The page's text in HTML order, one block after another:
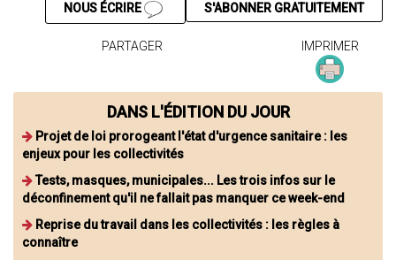
S'ABONNER GRATUITEMENT
NOUS ÉCRIRE
PARTAGER IMPRIMER
DANS L'ÉDITION DU JOUR
Projet de loi prorogeant l'état d'urgence sanitaire : les
enjeux pour les collectivités
Tests, masques, municipales... Les trois infos sur le
déconfinement qu'il ne fallait pas manquer ce week-end
Reprise du travail dans les collectivités : les règles à
connaître